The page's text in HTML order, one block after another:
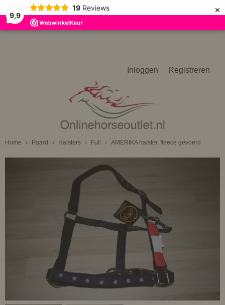
9,9
19 Reviews ×
Inloggen Registreren
Home › Paard › Halsters › Full › AMERIKA halster, fleece gevoerd